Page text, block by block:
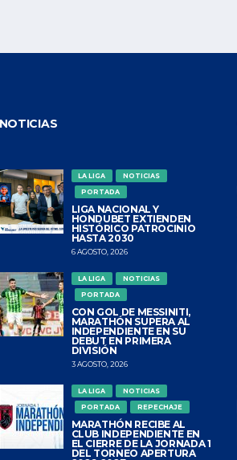
NOTICIAS
LA LIGA
NOTICIAS
PORTADA
LIGA NACIONAL Y
HONDUBET EXTIENDEN
HISTÓRICO PATROCINIO
HASTA 2030
6 AGOSTO, 2026
LA LIGA
NOTICIAS
PORTADA
CON GOL DE MESSINITI,
MARATHÓN SUPERA AL
INDEPENDIENTE EN SU
DEBUT EN PRIMERA
DIVISIÓN
3 AGOSTO, 2026
LA LIGA
NOTICIAS
PORTADA
REPECHAJE
MARATHÓN RECIBE AL
CLUB INDEPENDIENTE EN
EL CIERRE DE LA JORNADA 1
DEL TORNEO APERTURA